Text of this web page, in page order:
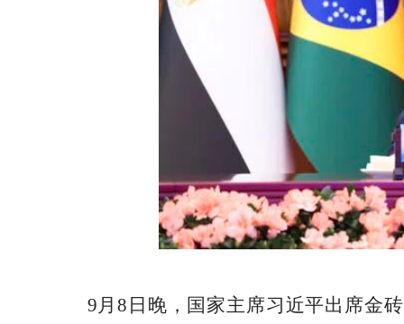
9月8日晚，国家主席习近平出席金